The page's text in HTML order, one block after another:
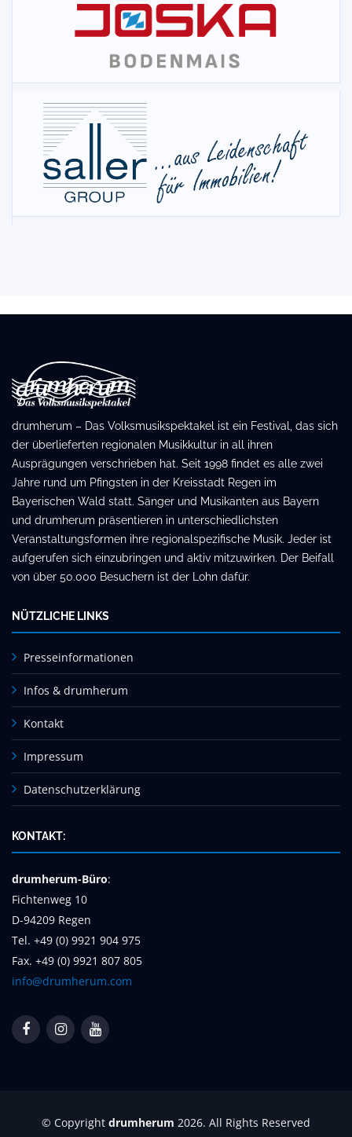
drumherum – Das Volksmusikspektakel ist ein Festival, das sich
der überlieferten regionalen Musikkultur in all ihren
Ausprägungen verschrieben hat. Seit 1998 findet es alle zwei
Jahre rund um Pfingsten in der Kreisstadt Regen im
Bayerischen Wald statt. Sänger und Musikanten aus Bayern
und drumherum präsentieren in unterschiedlichsten
Veranstaltungsformen ihre regionalspezifische Musik. Jeder ist
aufgerufen sich einzubringen und aktiv mitzuwirken. Der Beifall
von über 50.000 Besuchern ist der Lohn dafür.
NÜTZLICHE LINKS
Presseinformationen
Infos & drumherum
Kontakt
Impressum
Datenschutzerklärung
KONTAKT:
drumherum-Büro:
Fichtenweg 10
D-94209 Regen
Tel. +49 (0) 9921 904 975
Fax. +49 (0) 9921 807 805
info@drumherum.com
© Copyright drumherum 2026. All Rights Reserved